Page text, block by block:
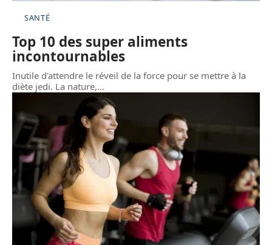
SANTÉ
Top 10 des super aliments
incontournables
Inutile d'attendre le réveil de la force pour se mettre à la
diète jedi. La nature,…